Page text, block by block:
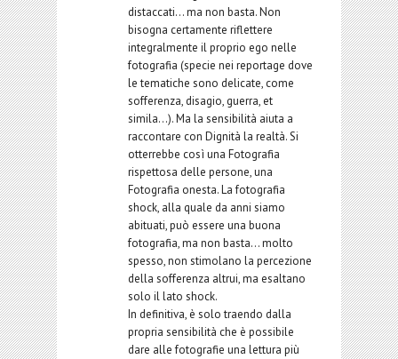
distaccati… ma non basta. Non
bisogna certamente riflettere
integralmente il proprio ego nelle
fotografia (specie nei reportage dove
le tematiche sono delicate, come
sofferenza, disagio, guerra, et
simila…). Ma la sensibilità aiuta a
raccontare con Dignità la realtà. Si
otterrebbe così una Fotografia
rispettosa delle persone, una
Fotografia onesta. La fotografia
shock, alla quale da anni siamo
abituati, può essere una buona
fotografia, ma non basta… molto
spesso, non stimolano la percezione
della sofferenza altrui, ma esaltano
solo il lato shock.
In definitiva, è solo traendo dalla
propria sensibilità che è possibile
dare alle fotografie una lettura più